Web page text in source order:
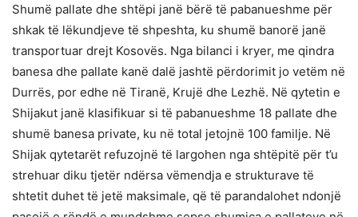
Shumë pallate dhe shtëpi janë bërë të pabanueshme për
shkak të lëkundjeve të shpeshta, ku shumë banorë janë
transportuar drejt Kosovës. Nga bilanci i kryer, me qindra
banesa dhe pallate kanë dalë jashtë përdorimit jo vetëm në
Durrës, por edhe në Tiranë, Krujë dhe Lezhë. Në qytetin e
Shijakut janë klasifikuar si të pabanueshme 18 pallate dhe
shumë banesa private, ku në total jetojnë 100 familje. Në
Shijak qytetarët refuzojnë të largohen nga shtëpitë për t’u
strehuar diku tjetër ndërsa vëmendja e strukturave të
shtetit duhet të jetë maksimale, që të parandalohet ndonjë